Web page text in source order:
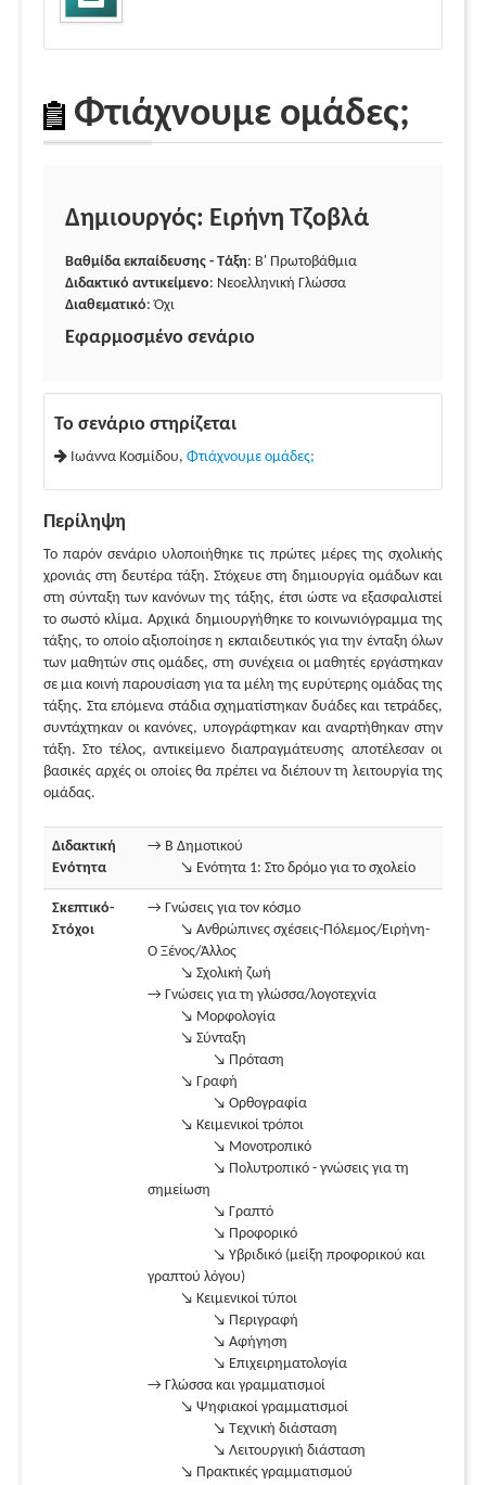
Φτιάχνουμε ομάδες;
Δημιουργός: Ειρήνη Τζοβλά
Βαθμίδα εκπαίδευσης - Τάξη: Β' Πρωτοβάθμια
Διδακτικό αντικείμενο: Νεοελληνική Γλώσσα
Διαθεματικό: Όχι
Εφαρμοσμένο σενάριο
Το σενάριο στηρίζεται
Ιωάννα Κοσμίδου, Φτιάχνουμε ομάδες;
Περίληψη
Το παρόν σενάριο υλοποιήθηκε τις πρώτες μέρες της σχολικής
χρονιάς στη δευτέρα τάξη. Στόχευε στη δημιουργία ομάδων και
στη σύνταξη των κανόνων της τάξης, έτσι ώστε να εξασφαλιστεί
το σωστό κλίμα. Αρχικά δημιουργήθηκε το κοινωνιόγραμμα της
τάξης, το οποίο αξιοποίησε η εκπαιδευτικός για την ένταξη όλων
των μαθητών στις ομάδες, στη συνέχεια οι μαθητές εργάστηκαν
σε μια κοινή παρουσίαση για τα μέλη της ευρύτερης ομάδας της
τάξης. Στα επόμενα στάδια σχηματίστηκαν δυάδες και τετράδες,
συντάχτηκαν οι κανόνες, υπογράφτηκαν και αναρτήθηκαν στην
τάξη. Στο τέλος, αντικείμενο διαπραγμάτευσης αποτέλεσαν οι
βασικές αρχές οι οποίες θα πρέπει να διέπουν τη λειτουργία της
ομάδας.
Διδακτική
Ενότητα
→ Β Δημοτικού
↘ Ενότητα 1: Στο δρόμο για το σχολείο
Σκεπτικό-
Στόχοι
→ Γνώσεις για τον κόσμο
↘ Ανθρώπινες σχέσεις-Πόλεμος/Ειρήνη-
Ο Ξένος/Άλλος
↘ Σχολική ζωή
→ Γνώσεις για τη γλώσσα/λογοτεχνία
↘ Μορφολογία
↘ Σύνταξη
↘ Πρόταση
↘ Γραφή
↘ Ορθογραφία
↘ Κειμενικοί τρόποι
↘ Μονοτροπικό
↘ Πολυτροπικό - γνώσεις για τη
σημείωση
↘ Γραπτό
↘ Προφορικό
↘ Υβριδικό (μείξη προφορικού και
γραπτού λόγου)
↘ Κειμενικοί τύποι
↘ Περιγραφή
↘ Αφήγηση
↘ Επιχειρηματολογία
→ Γλώσσα και γραμματισμοί
↘ Ψηφιακοί γραμματισμοί
↘ Τεχνική διάσταση
↘ Λειτουργική διάσταση
↘ Πρακτικές γραμματισμού